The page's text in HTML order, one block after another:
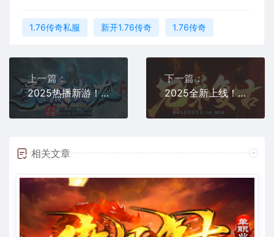
1.76传奇私服 新开1.76传奇 1.76传奇
上一篇：
2025热播新游！《豪杰火龙》传奇私服独家首发：玩法全解析
下一篇：
2025全新上线！兄弟复古传奇今日震撼开服，经典玩法+跨服激战引爆热潮
相关文章